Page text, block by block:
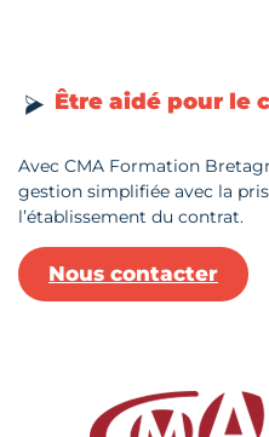
Être aidé pour le
Avec CMA Formation
gestion simplifiée avec la
l’établissement du contrat.
Nous contacter